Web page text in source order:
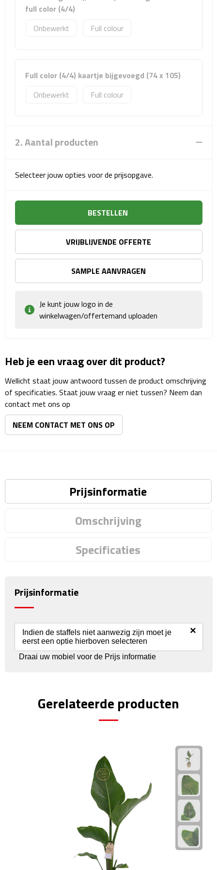
Sport- & Recreatietassen
Sporttassen
Fietstassen
Koeltassen & koelboxen
Picknick rugtassen
Lunchtassen
Matrozentassen
Koffersloten
Bagageriemen
Bagagelabels
Reiskussens
Reisstekkers
Paspoorthouders
Auto Accessoires
IJskrabbers
Parkeerschijven
USB autoladers
Fiets Accessoires
full color (4/4)
Onbewerkt
Full colour
Full color (4/4) kaartje bijgevoegd (74 x 105)
Onbewerkt
Full colour
2. Aantal producten
Selecteer jouw opties voor de prijsopgave.
BESTELLEN
VRIJBLIJVENDE OFFERTE
SAMPLE AANVRAGEN
Je kunt jouw logo in de
winkelwagen/offertemand uploaden
Heb je een vraag over dit product?
Wellicht staat jouw antwoord tussen de product omschrijving
of specificaties. Staat jouw vraag er niet tussen? Neem dan
contact met ons op
NEEM CONTACT MET ONS OP
Prijsinformatie
Omschrijving
Specificaties
Prijsinformatie
Indien de staffels niet aanwezig zijn moet je
eerst een optie hierboven selecteren
×
Draai uw mobiel voor de Prijs informatie
Gerelateerde producten